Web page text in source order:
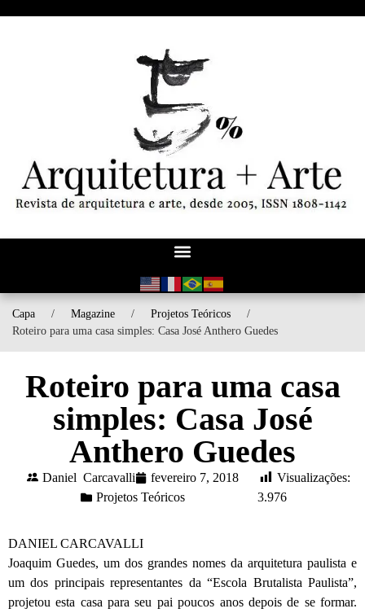
Capa / Magazine / Projetos Teóricos
/
Roteiro para uma casa simples: Casa José Anthero Guedes
Roteiro para uma casa
simples: Casa José
Anthero Guedes
Daniel Carcavalli
fevereiro 7, 2018
Projetos Teóricos
Visualizações:
3.976
DANIEL CARCAVALLI
Joaquim Guedes, um dos grandes nomes da arquitetura paulista e
um dos principais representantes da “Escola Brutalista Paulista”,
projetou esta casa para seu pai poucos anos depois de se formar.